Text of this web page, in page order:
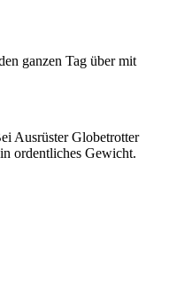
ganzen Tag über mit
Ausrüster Globetrotter
ordentliches Gewicht.